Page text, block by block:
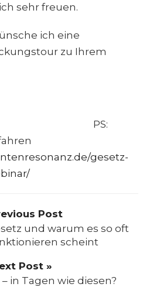
sehr freuen.
ich eine
zu Ihrem
PS:
gesetz-
Post
und warum es so oft
scheint
Post »
in Tagen wie diesen?